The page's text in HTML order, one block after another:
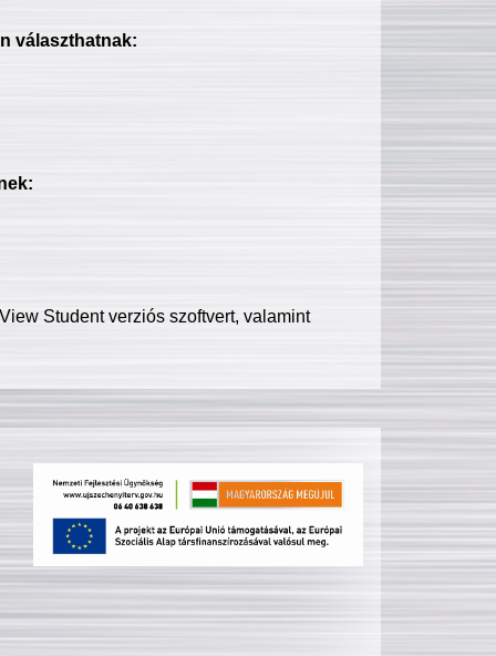
választhatnak:
Student verziós szoftvert, valamint